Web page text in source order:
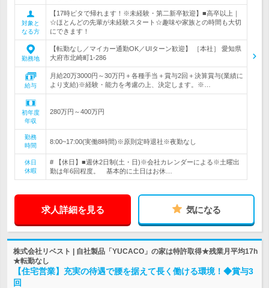
対象と
なる方
【17時ピタで帰れます！※未経験・第二新卒歓迎】■高卒以上｜
☆ほとんどの先輩が未経験スタート☆趣味や家族との時間も大切
にできます！
勤務地
【転勤なし／マイカー通勤OK／UIターン歓迎】 ［本社］ 愛知県
大府市北崎町1-286
給与
月給20万3000円～30万円＋各種手当＋賞与2回＋決算賞与(業績に
より支給)※経験・能力を考慮の上、決定します。※…
初年度
年収
280万円～400万円
勤務
時間
8:00~17:00(実働8時間)※原則定時退社※夜勤なし
休日
休暇
# 【休日】■週休2日制(土・日)※会社カレンダーによる※土曜出
勤は年6回程度。 基本的に土日はお休…
求人詳細を見る 気になる
株式会社リベスト | 自社製品「YUCACO」の家は特許取得★残業月平均17h
★転勤なし
【住宅営業】充実の待遇で腰を据えて長く働ける環境！◆賞与3
回